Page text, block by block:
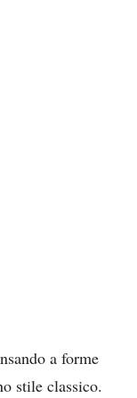
a forme
stile classico.